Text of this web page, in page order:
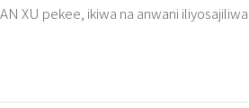
XU pekee, ikiwa na anwani